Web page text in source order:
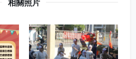
相關照片